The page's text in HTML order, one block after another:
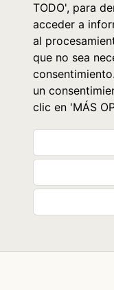
TODO', para
acceder a
al
que no sea
un
clic en 'MÁS